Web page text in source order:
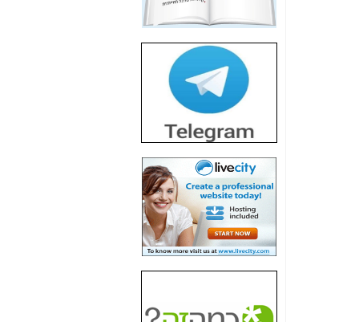
חשיפת חשד לשחיתות
4000" אך בתחום
הסלולר -
חשיפת מה שלא
רוצים שתדעו בעניין
פריסת אנלימיטד
(בניחוח בלתי נסבל) -
חשיפה: איוב קרא
אישר לקבוצת סלקום
בדיוק מה שביבי אישר
כאן
האם השר איוב קרא